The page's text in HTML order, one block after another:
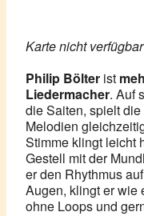
Karte nicht verfügbar
Philip Bölter ist
Liedermacher. Auf
die Saiten, spielt
Melodien
Stimme klingt leicht
Gestell mit der
er den Rhythmus
Augen, klingt er wie
ohne Loops und